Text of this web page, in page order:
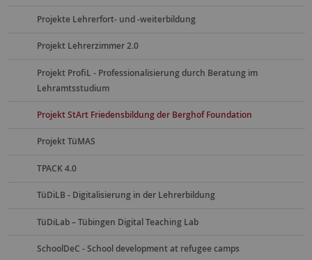
Projekte Lehrerfort- und -weiterbildung
Projekt Lehrerzimmer 2.0
Projekt ProfiL - Professionalisierung durch Beratung im
Lehramtsstudium
Projekt StArt Friedensbildung der Berghof Foundation
Projekt TüMAS
TPACK 4.0
TüDiLB - Digitalisierung in der Lehrerbildung
TüDiLab – Tübingen Digital Teaching Lab
SchoolDeC - School development at refugee camps